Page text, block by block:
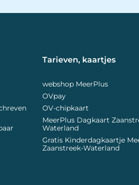
Tarieven, kaartjes
webshop MeerPlus
OVpay
OV-chipkaart
MeerPlus Dagkaart
Waterland
Gratis Kinderdagkaartje
Zaanstreek-Waterland